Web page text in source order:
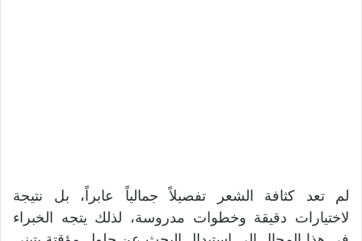
لم تعد كثافة الشعر تفصيلاً جمالياً عابراً، بل نتيجة
لاختيارات دقيقة وخطوات مدروسة، لذلك يتجه الخبراء